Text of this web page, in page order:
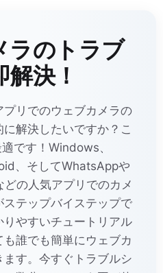
ラのトラブ
決！
リでのウェブカメラの
解決したいですか？こ
です！Windows、
、そしてWhatsAppや
の人気アプリでのカメ
テップバイステップで
やすいチュートリアル
誰でも簡単にウェブカ
ます。今すぐトラブルシ